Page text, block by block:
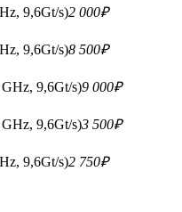
9,6Gt/s)2 000₽
9,6Gt/s)8 500₽
9,6Gt/s)9 000₽
9,6Gt/s)3 500₽
9,6Gt/s)2 750₽